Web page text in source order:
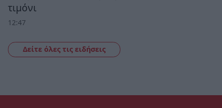
τιμόνι
12:47
Δείτε όλες τις ειδήσεις